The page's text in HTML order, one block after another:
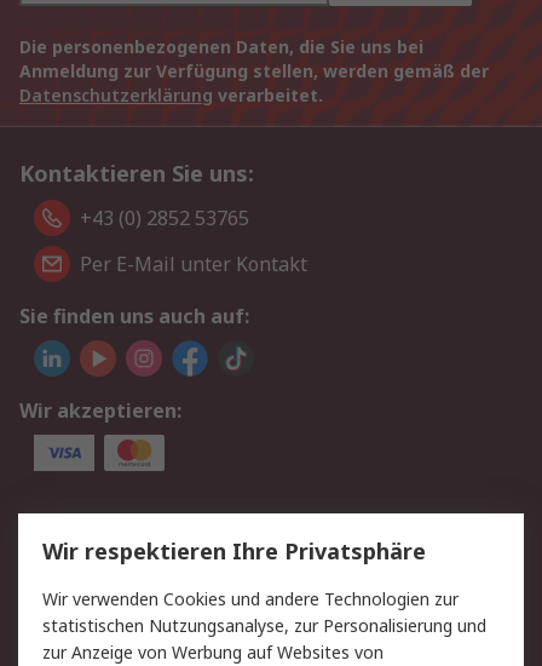
Die personenbezogenen Daten, die Sie uns bei
Anmeldung zur Verfügung stellen, werden gemäß der
Datenschutzerklärung verarbeitet.
Kontaktieren Sie uns:
+43 (0) 2852 53765
Per E-Mail unter Kontakt
Sie finden uns auch auf:
Wir akzeptieren:
Service
Value Added Services
Lieferlösungen
Rücksendung/Entsorgung Kontakt
Hilfe
Wir respektieren Ihre Privatsphäre
Wir verwenden Cookies und andere Technologien zur
statistischen Nutzungsanalyse, zur Personalisierung und
zur Anzeige von Werbung auf Websites von